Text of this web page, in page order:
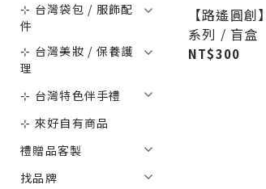
⊹ 台灣袋包 / 服飾配
件
⊹ 台灣美妝 / 保養護
理
⊹ 台灣特色伴手禮
⊹ 來好自有商品
禮贈品客製
找品牌
【路遙圓
系列 / 盲盒
NT$300